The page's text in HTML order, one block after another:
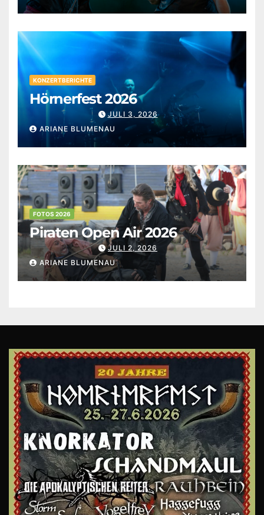
KONZERTBERICHTE
Hörnerfest 2026
JULI 3, 2026
ARIANE BLUMENAU
FOTOS 2026
Piraten Open Air 2026
JULI 2, 2026
ARIANE BLUMENAU